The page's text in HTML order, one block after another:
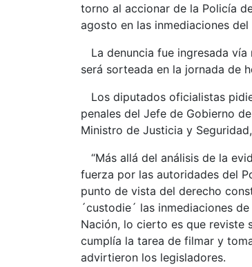
torno al accionar de la Policía
agosto en las inmediaciones
La denuncia fue ingresada
será sorteada en la jornada de
Los diputados oficialistas
penales del Jefe de Gobierno
Ministro de Justicia y
“Más allá del análisis de la
fuerza por las autoridades del
punto de vista del derecho
´custodie´ las inmediaciones
Nación, lo cierto es que reviste
cumplía la tarea de filmar y
advirtieron los legisladores.